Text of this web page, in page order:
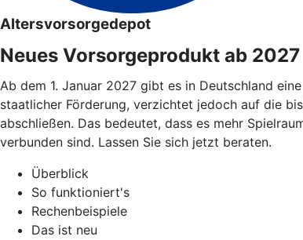
Altersvorsorgedepot
Neues Vorsorgeprodukt ab 2027
Ab dem 1. Januar 2027 gibt es in Deutschland
staatlicher Förderung, verzichtet jedoch auf die
abschließen. Das bedeutet, dass es mehr
verbunden sind. Lassen Sie sich jetzt beraten.
Überblick
So funktioniert's
Rechenbeispiele
Das ist neu